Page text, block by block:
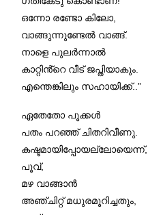
ഒന്നോ രണ്ടോ കിലോ,
വാങ്ങുന്നുണ്ടേൽ വാങ്ങ്.
നാളെ പുലർന്നാൽ
കാറ്റിൻ്റെ വീട് ജപ്തിയാകും.
എന്തെങ്കിലും സഹായിക്ക്..”
ഏതേതോ പൂക്കൾ
പതം പറഞ്ഞ് ചിതറിവീണു.
കഷ്ടമായിപ്പോയല്ലോയെന്ന്,
പൂവ്,
മഴ വാങ്ങാൻ
അഞ്ചിറ്റ് മധുരമൂറിച്ചതും,